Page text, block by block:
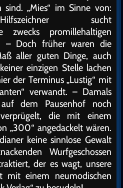
„Mies“ im Sinne von:
sucht
zwecks promillehaltigen
– Doch früher waren die
aller guten Dinge, auch
einzigen Stelle lachen
der Terminus „Lustig“ mit
verwandt. – Damals
dem Pausenhof noch
die mit einem
„300“ angedackelt wären.
keine sinnlose Gewalt
Wurfgeschossen
der es wagt, unsere
mit einem neumodischen